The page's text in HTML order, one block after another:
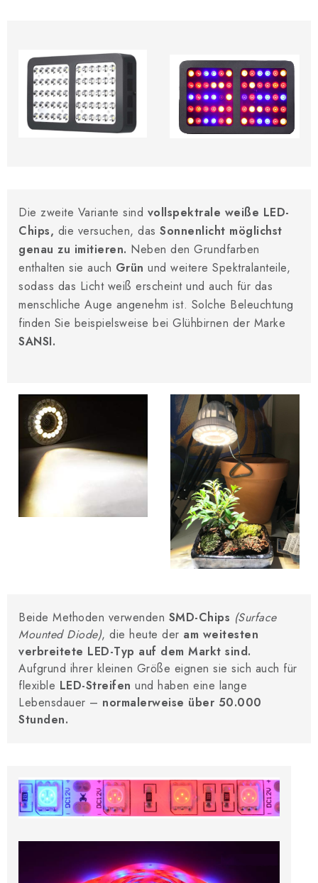
Die zweite Variante sind vollspektrale weiße LED-
Chips, die versuchen, das Sonnenlicht möglichst
genau zu imitieren. Neben den Grundfarben
enthalten sie auch Grün und weitere Spektralanteile,
sodass das Licht weiß erscheint und auch für das
menschliche Auge angenehm ist. Solche Beleuchtung
finden Sie beispielsweise bei Glühbirnen der Marke
SANSI.
Beide Methoden verwenden SMD-Chips (Surface
Mounted Diode), die heute der am weitesten
verbreitete LED-Typ auf dem Markt sind.
Aufgrund ihrer kleinen Größe eignen sie sich auch für
flexible LED-Streifen und haben eine lange
Lebensdauer – normalerweise über 50.000
Stunden.